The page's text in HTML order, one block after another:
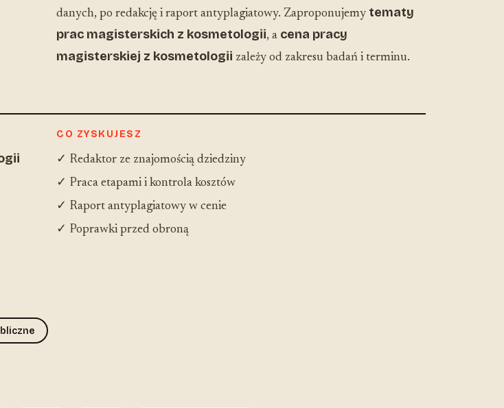
danych, po redakcję i raport antyplagiatowy. Zaproponujemy tematy
prac magisterskich z kosmetologii, a cena pracy
magisterskiej z kosmetologii zależy od zakresu badań i terminu.
CO ZYSKUJESZ
✓ Redaktor ze znajomością dziedziny
✓ Praca etapami i kontrola kosztów
✓ Raport antyplagiatowy w cenie
✓ Poprawki przed obroną